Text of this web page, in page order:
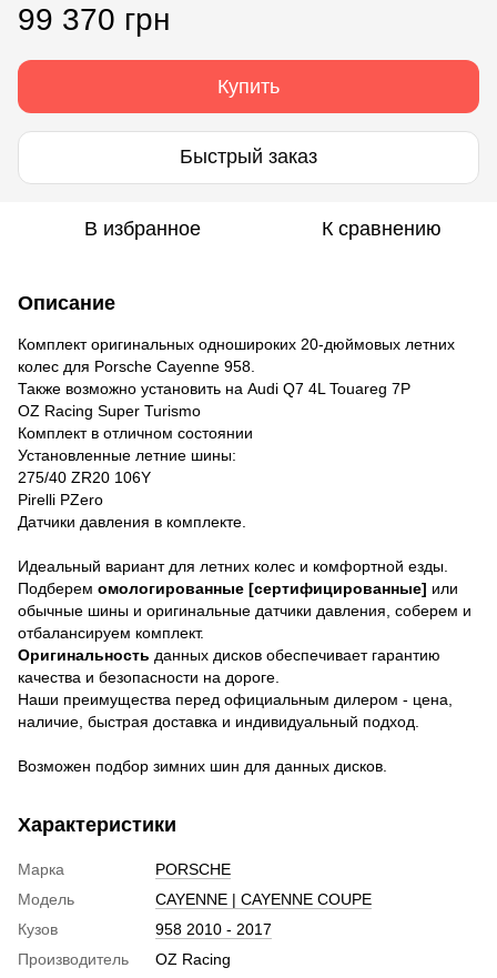
99 370 грн
Купить
Быстрый заказ
В избранное К сравнению
Описание
Комплект оригинальных одношироких 20-дюймовых летних
колес для Porsche Cayenne 958.
Также возможно установить на Audi Q7 4L Touareg 7P
OZ Racing Super Turismo
Комплект в отличном состоянии
Установленные летние шины:
275/40 ZR20 106Y
Pirelli PZero
Датчики давления в комплекте.
Идеальный вариант для летних колeс и комфортной езды.
Подберем омологированные [сертифицированные] или
обычные шины и оригинальные датчики давления, соберем и
отбалансируем комплект.
Оригинальность данных дисков обеспечивает гарантию
качества и безопасности на дороге.
Наши преимущества перед официальным дилером - цена,
наличие, быстрая доставка и индивидуальный подход.
Возможен подбор зимних шин для данных дисков.
Характеристики
Марка
PORSCHE
Модель
CAYENNE | CAYENNE COUPE
Кузов
958 2010 - 2017
Производитель
OZ Racing